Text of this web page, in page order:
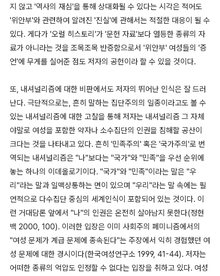
지 않고 '역사의 재심'을 통해 상대화될 수 있다는 시각은 적어도
'위안부'와 관련하여 알려진 '진실'에 관해서는 적절한 대응이 될 수
있다. 게다가 '오럴 히스토리'가 '문헌 자료'보다 열등한 종류의 자
료가 아니라는 것을 조목조목 반증함으로서 '위안부' 여성들의 '증
언'에 무게를 실어준 점도 저자의 공헌이라 할 수 있을 것이다.
또, 내셔널리즘에 대한 비판에서도 저자의 뛰어난 인식은 잘 드러
난다. 극단적으로는, 흔히 말하는 집단주의의 일종이라고도 볼 수
있는 내셔널리즘에 대한 고찰을 통해 저자는 내셔널리즘 그 자체
야말로 여성을 포함한 약자나 소수집단의 인권을 침해할 공산이
크다는 것을 나타내고 있다. 흔히 '민족주의' 혹은 '국가주의'로 번
역되는 내셔널리즘은 "나"보다는 "국가"와 "민족"을 우선 순위에
놓는 하나의 이데올로기이다. "국가"와 "민족"이라는 말은 "우
리"라는 말과 일맥상통하는 면이 있으며 "우리"라는 말 속에는 필
연적으로 다수집단 중심의 세계인식이 포함되어 있는 것이다. 이
런 거대담론 앞에서 "나"의 인권은 온전히 살아남지 못한다(정현
백 2000, 100). 이러한 입장은 이미 사회주의 페미니즘에서의
"여성 문제가 계급 문제에 종속된다"는 주장에서 익히 경험했던 여
성 문제에 대한 경시이다(한국여성연구소 1999, 41-44). 저자는
어떠한 종류의 억압도 인정할 수 없다는 입장을 취하고 있다. 여성